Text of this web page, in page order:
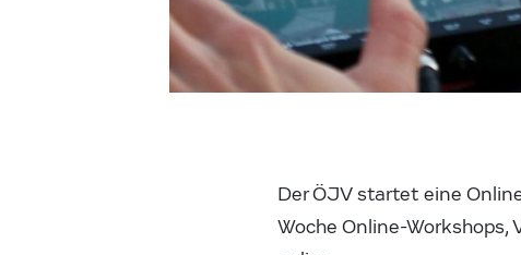
Der ÖJV startet eine
Woche Online-